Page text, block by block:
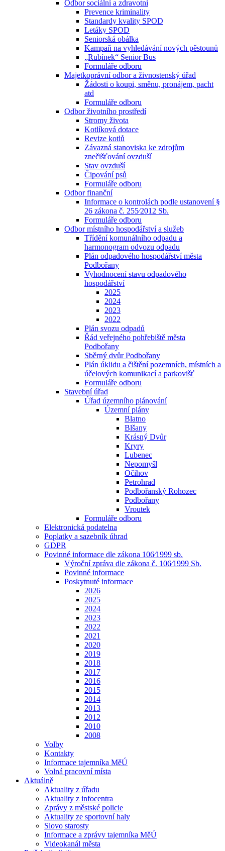
Odbor sociální a zdravotní
Prevence kriminality
Standardy kvality SPOD
Letáky SPOD
Seniorská obálka
Kampaň na vyhledávání nových pěstounů
„Rubínek“ Senior Bus
Formuláře odboru
Majetkoprávní odbor a živnostenský úřad
Žádosti o koupi, směnu, pronájem, pacht
atd
Formuláře odboru
Odbor životního prostředí
Stromy života
Kotlíková dotace
Revize kotlů
Závazná stanoviska ke zdrojům
znečišťování ovzduší
Stav ovzduší
Čipování psů
Formuláře odboru
Odbor finanční
Informace o kontrolách podle ustanovení §
26 zákona č. 255⁄2012 Sb.
Formuláře odboru
Odbor místního hospodářství a služeb
Třídění komunálního odpadu a
harmonogram odvozu odpadu
Plán odpadového hospodářství města
Podbořany
Vyhodnocení stavu odpadového
hospodářství
2025
2024
2023
2022
Plán svozu odpadů
Řád veřejného pohřebiště města
Podbořany
Sběrný dvůr Podbořany
Plán úklidu a čištění pozemních, místních a
účelových komunikací a parkovišť
Formuláře odboru
Stavební úřad
Úřad územního plánování
Územní plány
Blatno
Blšany
Krásný Dvůr
Kryry
Lubenec
Nepomyšl
Očihov
Petrohrad
Podbořanský Rohozec
Podbořany
Vroutek
Formuláře odboru
Elektronická podatelna
Poplatky a sazebník úhrad
GDPR
Povinné informace dle zákona 106⁄1999 sb.
Výroční zpráva dle zákona č. 106⁄1999 Sb.
Povinné informace
Poskytnuté informace
2026
2025
2024
2023
2022
2021
2020
2019
2018
2017
2016
2015
2014
2013
2012
2010
2008
Volby
Kontakty
Informace tajemníka MěÚ
Volná pracovní místa
Aktuálně
Aktuality z úřadu
Aktuality z infocentra
Zprávy z městské policie
Aktuality ze sportovní haly
Slovo starosty
Informace a zprávy tajemníka MěÚ
Videokanál města